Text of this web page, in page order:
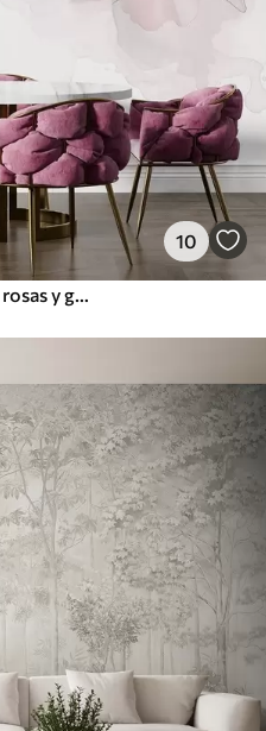
10
Delicadas flores transparentes rosas y grises con pétalos suaves y difuminados sobre fondo blanco